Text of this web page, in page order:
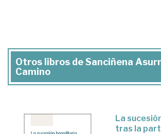
Otros libros de Sanciñena
Camino
La
tras la